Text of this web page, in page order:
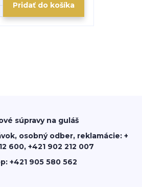
Pridať do košíka
súpravy na guláš
osobný odber, reklamácie: +
600, +421 902 212 007
+421 905 580 562